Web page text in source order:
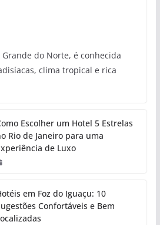
do Norte, é conhecida
clima tropical e rica
Escolher um Hotel 5 Estrelas
Rio de Janeiro para uma
de Luxo
em Foz do Iguaçu: 10
Confortáveis e Bem